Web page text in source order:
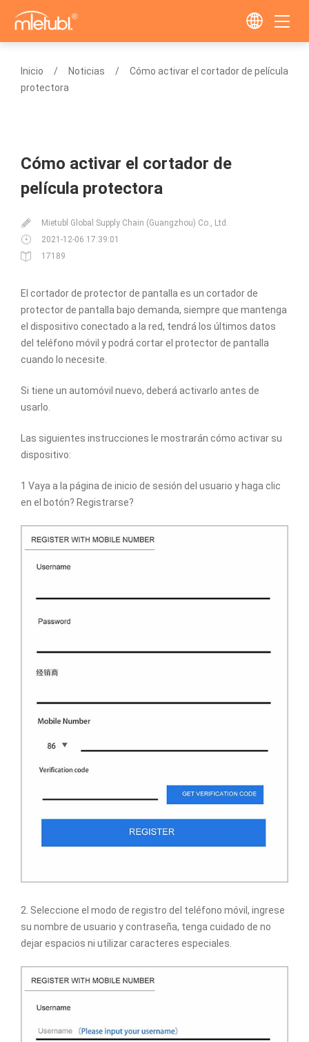
Inicio Noticias
Cómo activar el cortador de película
protectora
Cómo activar el cortador de
película protectora
Mietubl Global Supply Chain (Guangzhou) Co., Ltd.
2021-12-06 17:39:01
17189
El cortador de protector de pantalla es un cortador de
protector de pantalla bajo demanda, siempre que mantenga
el dispositivo conectado a la red, tendrá los últimos datos
del teléfono móvil y podrá cortar el protector de pantalla
cuando lo necesite.
Si tiene un automóvil nuevo, deberá activarlo antes de
usarlo.
Las siguientes instrucciones le mostrarán cómo activar su
dispositivo:
1 Vaya a la página de inicio de sesión del usuario y haga clic
en el botón? Registrarse?
2. Seleccione el modo de registro del teléfono móvil, ingrese
su nombre de usuario y contraseña, tenga cuidado de no
dejar espacios ni utilizar caracteres especiales.